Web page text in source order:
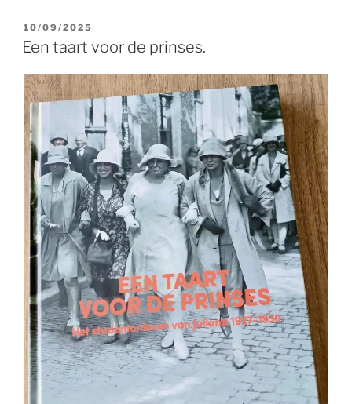
GEPLAATST
OP
10/09/2025
Een taart voor de prinses.